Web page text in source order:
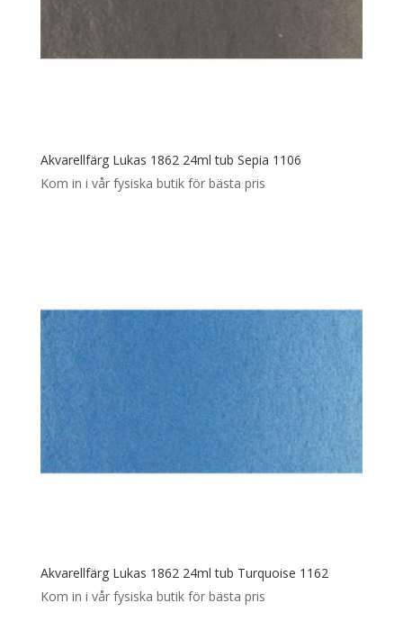
Akvarellfärg Lukas 1862 24ml tub Sepia 1106
Kom in i vår fysiska butik för bästa pris
Akvarellfärg Lukas 1862 24ml tub Turquoise 1162
Kom in i vår fysiska butik för bästa pris